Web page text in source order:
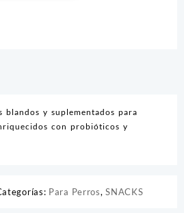
blandos y suplementados para
con probióticos y
Para Perros,SNACKS